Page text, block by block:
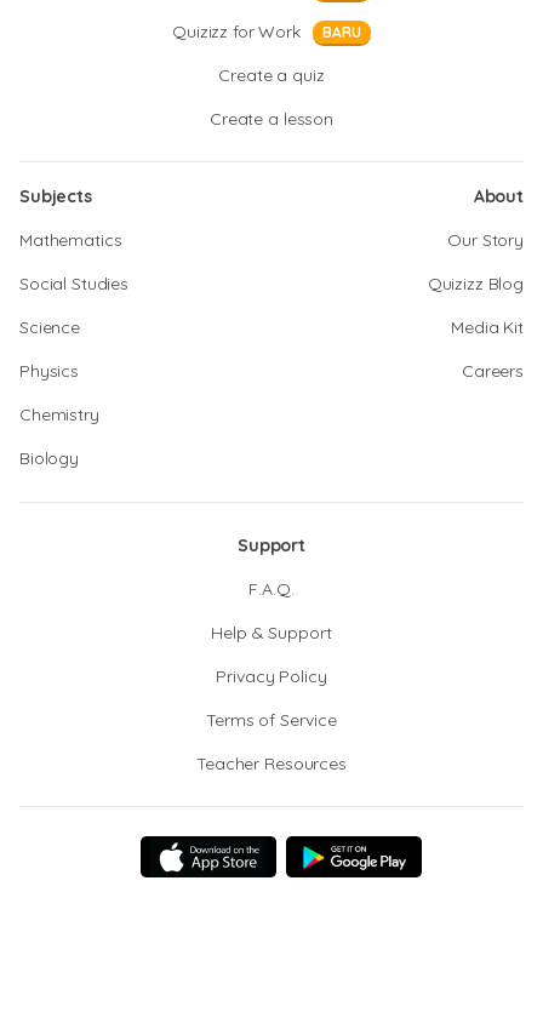
Quizizz for Work BARU
Create a quiz
Create a lesson
Subjects
Mathematics
Social Studies
Science
Physics
Chemistry
Biology
About
Our Story
Quizizz Blog
Media Kit
Careers
Support
F.A.Q.
Help & Support
Privacy Policy
Terms of Service
Teacher Resources